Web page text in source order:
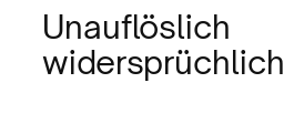
Unauflöslich
widersprüchlich